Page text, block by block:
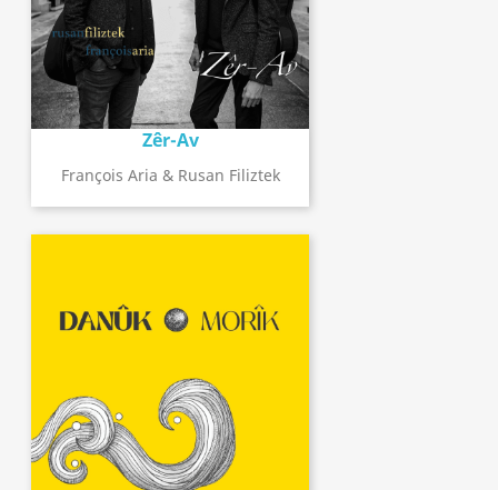
Zêr-Av
François Aria & Rusan Filiztek